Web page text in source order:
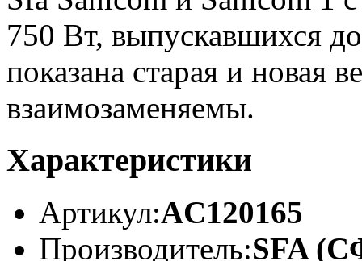
750 Вт, выпускавшихся
показана старая и новая
взаимозаменяемы.
Характеристики
Артикул:AC120165
Производитель:SFA